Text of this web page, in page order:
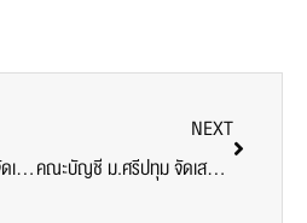
คณะนิเทศศาสตร์ SPU จัดเต็ม! 5 เวิร์กชอป ‘SPUCA UP SKILL’ ต้อนรับนักศึกษาใหม่ เสริมทักษะนิเทศศาสตร์รอบด้าน สู่การเรียนรู้แบบมืออาชีพ
NEXT
คณะบัญชี ม.ศรีปทุม จัดเสวนายกระดับทักษะนักศึกษา สู่การเป็นนักบัญชีมืออาชีพในยุคดิจิทัล